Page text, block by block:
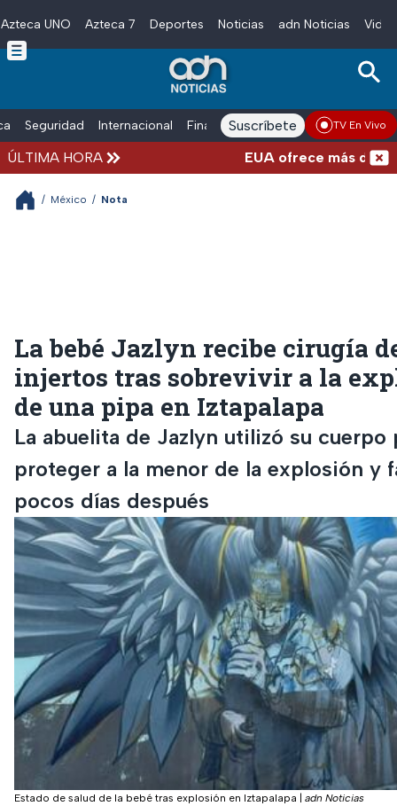
Skip to main content
Azteca UNO Azteca 7 Deportes Noticias adn Noticias
Seguridad Internacional Finanzas adn Noticias Radio
Suscríbete TV En Vivo
ÚLTIMA HORA EUA ofrece más de 100
/ México / Nota
La bebé Jazlyn recibe cirugía
injertos tras sobrevivir a la
de una pipa en Iztapalapa
La abuelita de Jazlyn utilizó su cuerpo
proteger a la menor de la explosión y
pocos días después
Estado de salud de la bebé tras explosión en Iztapalapa adn Noticias